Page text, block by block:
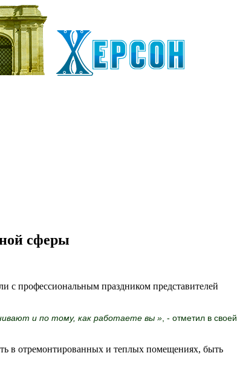
сферы
с профессиональным праздником представителей
и по тому, как работаете вы » , - отметил в своей
в отремонтированных и теплых помещениях, быть